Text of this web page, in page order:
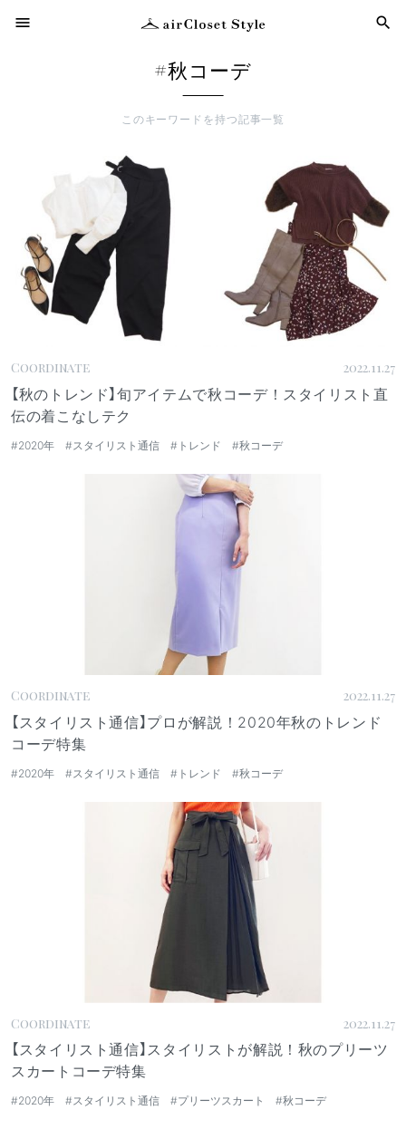
menu search
#秋コーデ
このキーワードを持つ記事一覧
Coordinate 2022.11.27
【秋のトレンド】旬アイテムで秋コーデ！スタイリスト直
伝の着こなしテク
#2020年 #スタイリスト通信 #トレンド #秋コーデ
Coordinate 2022.11.27
【スタイリスト通信】プロが解説！2020年秋のトレンド
コーデ特集
#2020年 #スタイリスト通信 #トレンド #秋コーデ
Coordinate 2022.11.27
【スタイリスト通信】スタイリストが解説！秋のプリーツ
スカートコーデ特集
#2020年 #スタイリスト通信 #プリーツスカート #秋コーデ